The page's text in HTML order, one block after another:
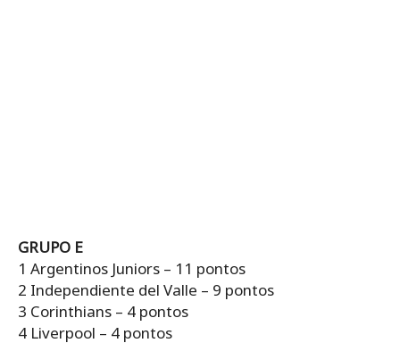
GRUPO E
1 Argentinos Juniors – 11 pontos
2 Independiente del Valle – 9 pontos
3 Corinthians – 4 pontos
4 Liverpool – 4 pontos